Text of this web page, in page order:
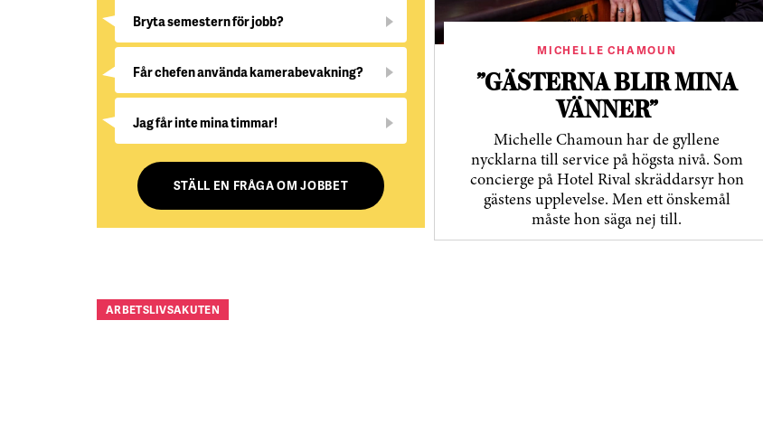
Bryta semestern för jobb?
Får chefen använda kamerabevakning?
Jag får inte mina timmar!
STÄLL EN FRÅGA OM JOBBET
MICHELLE CHAMOUN
”GÄSTERNA BLIR MINA
VÄNNER”
Michelle Chamoun har de gyllene
nycklarna till service på högsta nivå. Som
concierge på Hotel Rival skräddarsyr hon
gästens upp­levelse. Men ett önskemål
måste hon säga nej till.
ARBETSLIVSAKUTEN